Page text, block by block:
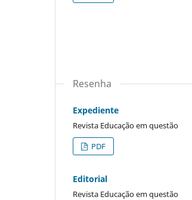
Resenha
Expediente
Revista Educação em questão
PDF
Editorial
Revista Educação em questão